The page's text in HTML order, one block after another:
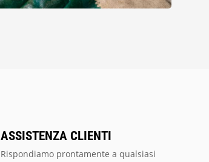
ASSISTENZA CLIENTI
Rispondiamo prontamente a qualsiasi